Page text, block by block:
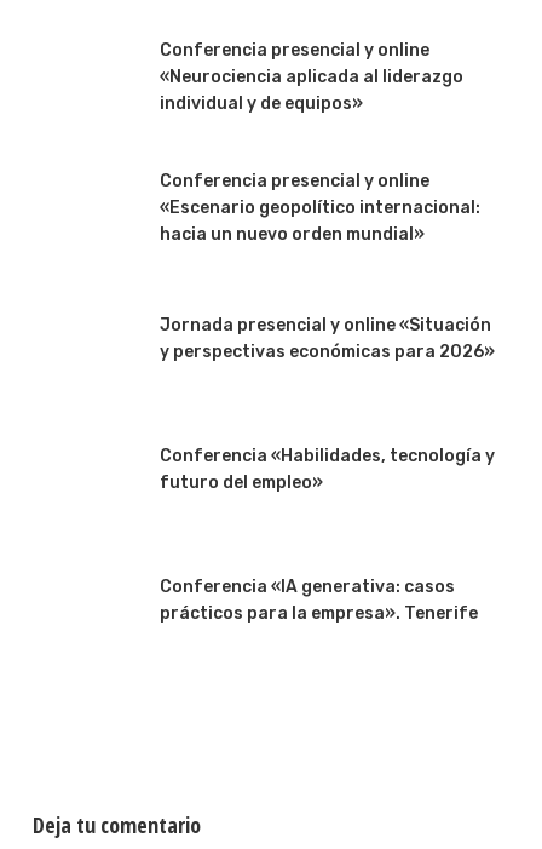
Conferencia presencial y online
«Neurociencia aplicada al liderazgo
individual y de equipos»
Conferencia presencial y online
«Escenario geopolítico internacional:
hacia un nuevo orden mundial»
Jornada presencial y online «Situación
y perspectivas económicas para 2026»
Conferencia «Habilidades, tecnología y
futuro del empleo»
Conferencia «IA generativa: casos
prácticos para la empresa». Tenerife
Deja tu comentario